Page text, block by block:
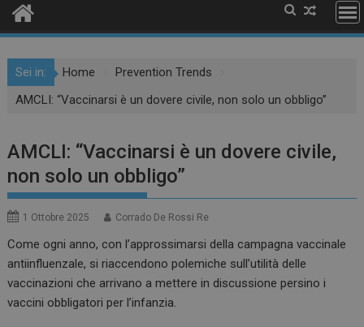
Sei in: Home
Prevention Trends
AMCLI: “Vaccinarsi è un dovere civile, non solo un obbligo”
AMCLI: “Vaccinarsi è un dovere civile,
non solo un obbligo”
1 Ottobre 2025 Corrado De Rossi Re
Come ogni anno, con l’approssimarsi della campagna vaccinale
antiinfluenzale, si riaccendono polemiche sull’utilità delle
vaccinazioni che arrivano a mettere in discussione persino i
vaccini obbligatori per l’infanzia.